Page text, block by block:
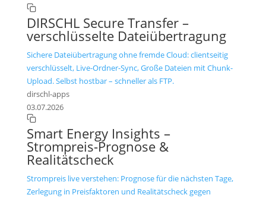
DIRSCHL Secure Transfer –
verschlüsselte Dateiübertragung
Sichere Dateiübertragung ohne fremde Cloud: clientseitig
verschlüsselt, Live-Ordner-Sync, Große Dateien mit Chunk-
Upload. Selbst hostbar – schneller als FTP.
dirschl-apps
03.07.2026
Smart Energy Insights –
Strompreis-Prognose &
Realitätscheck
Strompreis live verstehen: Prognose für die nächsten Tage,
Zerlegung in Preisfaktoren und Realitätscheck gegen